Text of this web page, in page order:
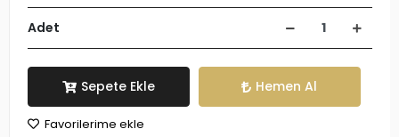
Adet
Sepete Ekle Hemen Al
Favorilerime ekle